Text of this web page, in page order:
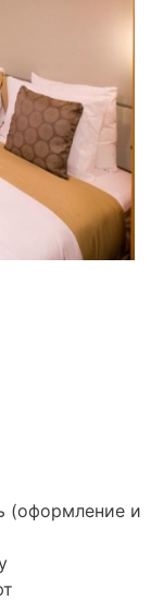
(оформление и